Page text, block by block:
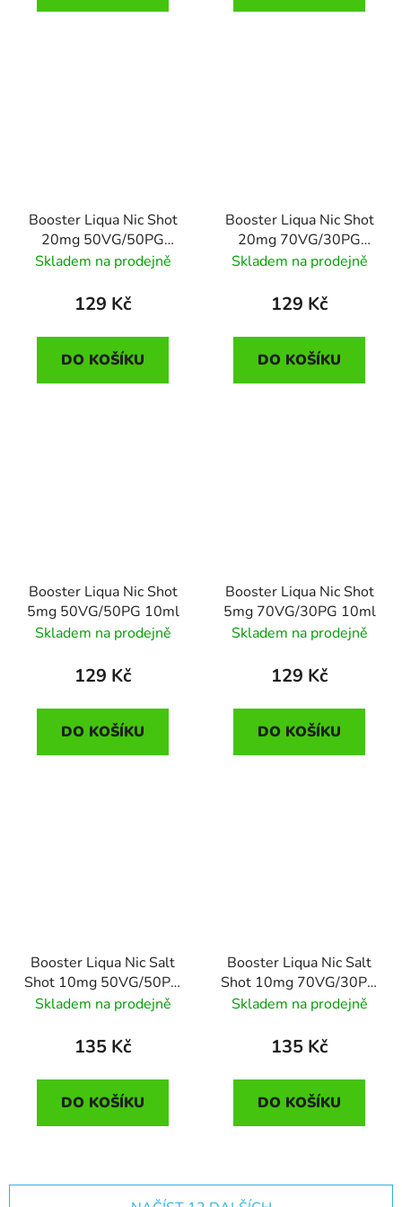
Booster Liqua Nic Shot
20mg 50VG/50PG
10ml
Skladem na prodejně
129 Kč
DO KOŠÍKU
Booster Liqua Nic Shot
20mg 70VG/30PG
10ml
Skladem na prodejně
129 Kč
DO KOŠÍKU
Booster Liqua Nic Shot
5mg 50VG/50PG 10ml
Skladem na prodejně
129 Kč
DO KOŠÍKU
Booster Liqua Nic Shot
5mg 70VG/30PG 10ml
Skladem na prodejně
129 Kč
DO KOŠÍKU
Booster Liqua Nic Salt
Shot 10mg 50VG/50PG
10ml
Skladem na prodejně
135 Kč
DO KOŠÍKU
Booster Liqua Nic Salt
Shot 10mg 70VG/30PG
10ml
Skladem na prodejně
135 Kč
DO KOŠÍKU